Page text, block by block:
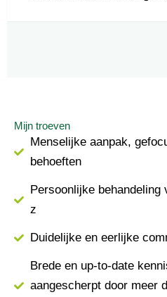
Mijn troeven
Menselijke aanpak,
behoeften
Persoonlijke
z
Duidelijke en eerlijke
Brede en up-to-date
aangescherpt door meer